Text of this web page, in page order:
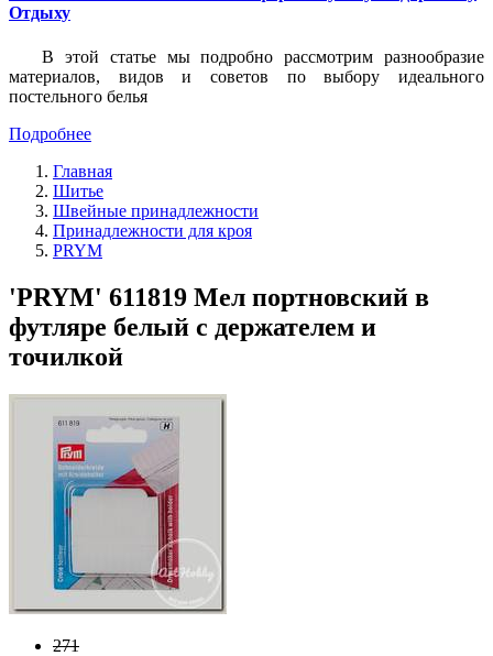
Отдыху
В этой статье мы подробно рассмотрим разнообразие
материалов, видов и советов по выбору идеального
постельного белья
Подробнее
Главная
Шитье
Швейные принадлежности
Принадлежности для кроя
PRYM
'PRYM' 611819 Мел портновский в
футляре белый с держателем и
точилкой
271